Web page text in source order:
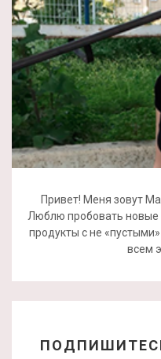
Привет! Меня зовут
Люблю пробовать новые
продукты с не
всем